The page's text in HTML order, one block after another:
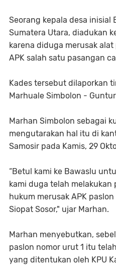
Seorang kepala desa inisial
Sumatera Utara, diadukan
karena diduga merusak
APK salah satu pasangan
Kades tersebut dilaporkan
Marhuale Simbolon -
Marhan Simbolon sebagai
mengutarakan hal itu di
Samosir pada Kamis, 29
“Betul kami ke Bawaslu
kami duga telah melakukan
hukum merusak APK
Siopat Sosor," ujar Marhan.
Marhan menyebutkan,
paslon nomor urut 1 itu
yang ditentukan oleh KPU